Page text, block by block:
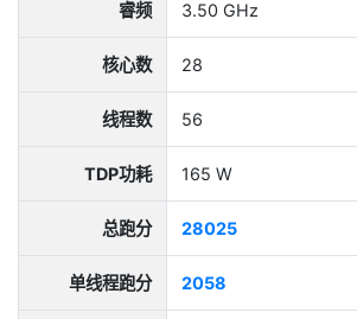
睿频 3.50 GHz
核心数 28
线程数 56
TDP功耗 165 W
总跑分 28025
单线程跑分 2058